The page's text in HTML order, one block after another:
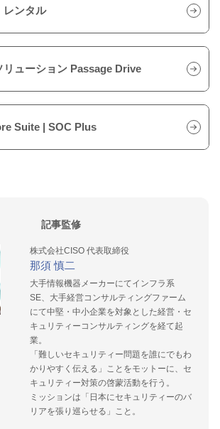
レンタル
リューション Passage Drive
Suite | SOC Plus
記事監修
株式会社CISO 代表取締役
那須 慎二
大手情報機器メーカーにてインフラ系
SE、大手経営コンサルティングファーム
にて中堅・中小企業を対象とした経営・セ
キュリティーコンサルティングを経て起
業。
「難しいセキュリティー問題を誰にでもわ
かりやすく伝える」ことをモットーに、セ
キュリティー対策の啓蒙活動を行う。
ミッションは「日本にセキュリティーのバ
リアを張り巡らせる」こと。